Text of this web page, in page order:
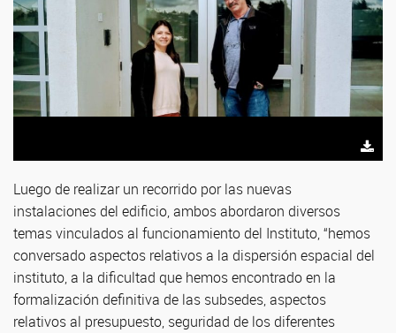
Luego de realizar un recorrido por las nuevas
instalaciones del edificio, ambos abordaron diversos
temas vinculados al funcionamiento del Instituto, “hemos
conversado aspectos relativos a la dispersión espacial del
instituto, a la dificultad que hemos encontrado en la
formalización definitiva de las subsedes, aspectos
relativos al presupuesto, seguridad de los diferentes